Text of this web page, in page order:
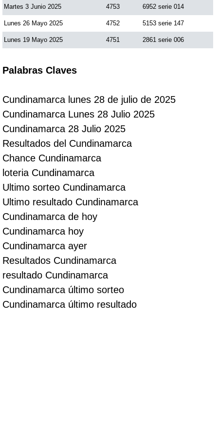
Martes 3 Junio 2025 4753 6952 serie 014
Lunes 26 Mayo 2025 4752 5153 serie 147
Lunes 19 Mayo 2025 4751 2861 serie 006
Palabras Claves
Cundinamarca lunes 28 de julio de 2025
Cundinamarca Lunes 28 Julio 2025
Cundinamarca 28 Julio 2025
Resultados del Cundinamarca
Chance Cundinamarca
loteria Cundinamarca
Ultimo sorteo Cundinamarca
Ultimo resultado Cundinamarca
Cundinamarca de hoy
Cundinamarca hoy
Cundinamarca ayer
Resultados Cundinamarca
resultado Cundinamarca
Cundinamarca último sorteo
Cundinamarca último resultado